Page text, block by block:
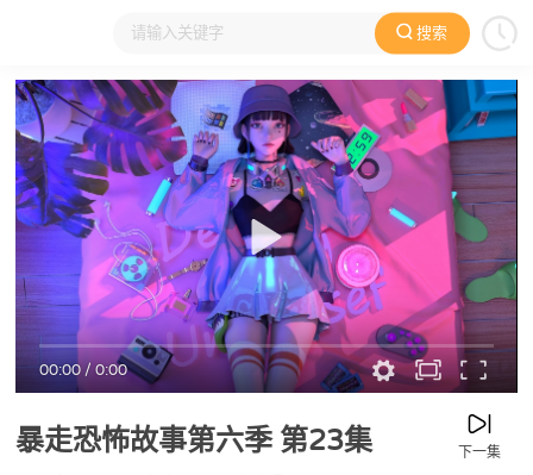
搜索
大家在看 日本动漫 国产动漫 欧美动漫 动漫电影
00:00/0:00
暴走恐怖故事第六季第23集 下一集